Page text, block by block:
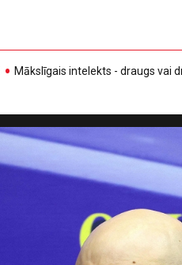
Mākslīgais intelekts - draugs vai